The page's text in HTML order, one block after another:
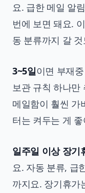
요. 급한 메일 알
번에 보면 돼요.
동 분류까지 갈
3~5일이면 부재
보관 규칙 하나만
메일함이 훨씬 가
터는 켜두는 게
일주일 이상 장기
요. 자동 분류, 급
까지요. 장기휴가